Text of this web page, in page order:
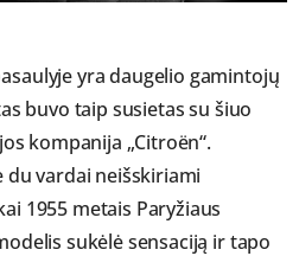
yra daugelio gamintojų
buvo taip susietas su šiuo
kompanija „Citroën“.
vardai neišskiriami
1955 metais Paryžiaus
sukėlė sensaciją ir tapo